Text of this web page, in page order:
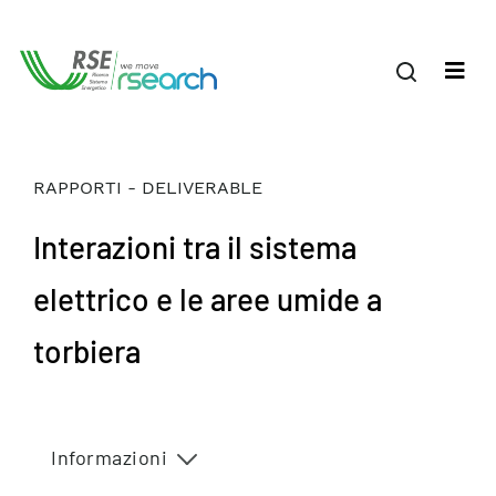
RAPPORTI - DELIVERABLE
Interazioni tra il sistema
elettrico e le aree umide a
torbiera
Informazioni